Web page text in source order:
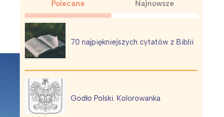
Polecane Najnowsze
70 najpiękniejszych cytatów z Biblii
Godło Polski. Kolorowanka